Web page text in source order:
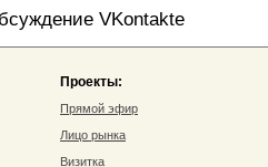
VKontakte
Проекты:
Прямой эфир
Лицо рынка
Визитка